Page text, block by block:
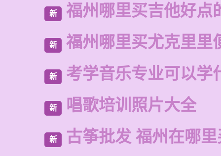
新 福州哪里买吉他好点
新 福州哪里买尤克里里
新 考学音乐专业可以学
新 唱歌培训照片大全
新 古筝批发 福州在哪